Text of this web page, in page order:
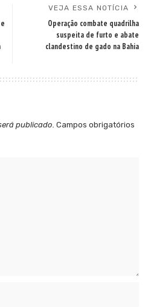
VEJA ESSA NOTÍCIA
Operação combate quadrilha
suspeita de furto e abate
clandestino de gado na Bahia
publicado. Campos obrigatórios